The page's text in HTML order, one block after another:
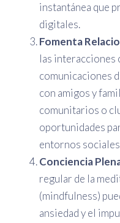
instantánea que
digitales.
Fomenta
las interacciones
comunicaciones
con amigos y
comunitarios o
oportunidades
entornos
Conciencia
regular de la
(mindfulness)
ansiedad y el